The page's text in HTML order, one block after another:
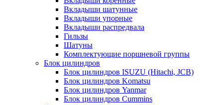
Вкладыши шатунные
Вкладыши упорные
Вкладыши распредвала
Гильзы
Шатуны
Комплектующие поршневой группы
Блок цилиндров
Блок цилиндров ISUZU (Hitachi, JCB)
Блок цилиндров Komatsu
Блок цилиндров Yanmar
Блок цилиндров Cummins